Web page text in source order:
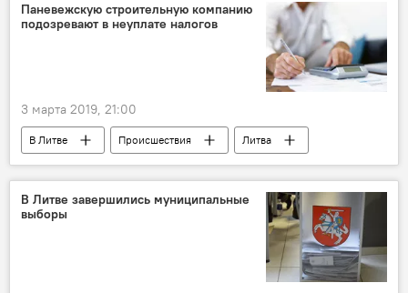
Паневежскую строительную компанию
подозревают в неуплате налогов
3 марта 2019, 21:00
В Литве Происшествия Литва
В Литве завершились муниципальные
выборы